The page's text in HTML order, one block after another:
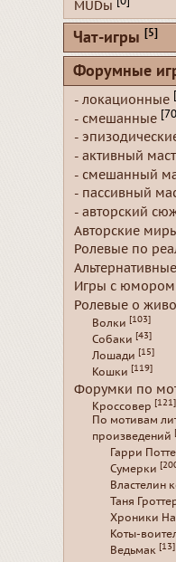
MUDы
Чат-игры [5]
Форумные
- локационные
- смешанные
-
- активный
- смешанный
- пассивный
- авторский
Авторские
Ролевые по
Игры с юмором
Ролевые о
Волки [103]
Собаки [43]
Лошади [15]
Кошки [119]
Форумки по
Кроссовер [121]
По мотивам
произведений
Гарри
Сумерки
Властелин
Таня
Хроники
Коты-
Ведьмак [13]